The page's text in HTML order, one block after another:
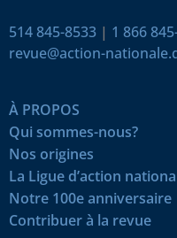
514 845-8533 | 1 866
revue@action-
À PROPOS
Qui sommes-nous?
Nos origines
La Ligue d’action
Notre 100e anniversaire
Contribuer à la revue